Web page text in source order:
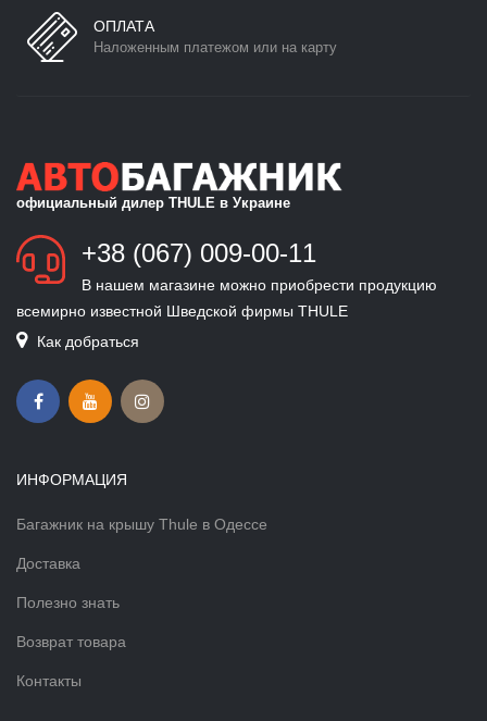
ОПЛАТА
Наложенным платежом или на карту
официальный дилер THULE в Украине
+38 (067) 009-00-11
В нашем магазине можно приобрести продукцию
всемирно известной Шведской фирмы THULE
Как добраться
ИНФОРМАЦИЯ
Багажник на крышу Thule в Одессе
Доставка
Полезно знать
Возврат товара
Контакты